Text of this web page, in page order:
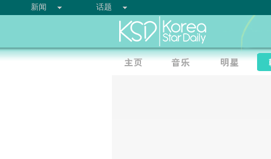
新闻 话题